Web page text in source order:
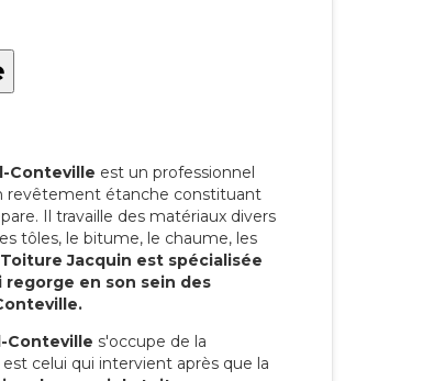
Conteville est un professionnel
revêtement étanche constituant
Il travaille des matériaux divers
tôles, le bitume, le chaume, les
Toiture Jacquin est spécialisée
en son sein des
Conteville s'occupe de la
celui qui intervient après que la